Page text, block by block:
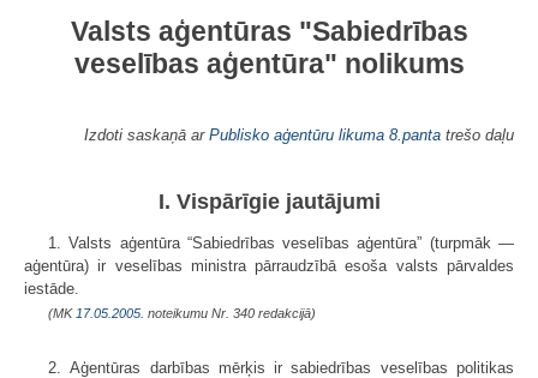
Valsts aģentūras "Sabiedrības
veselības aģentūra" nolikums
Izdoti saskaņā ar Publisko aģentūru likuma 8.panta trešo daļu
I. Vispārīgie jautājumi
1. Valsts aģentūra “Sabiedrības veselības aģentūra” (turpmāk —
aģentūra) ir veselības ministra pārraudzībā esoša valsts pārvaldes
iestāde.
(MK 17.05.2005. noteikumu Nr. 340 redakcijā)
2. Aģentūras darbības mērķis ir sabiedrības veselības politikas